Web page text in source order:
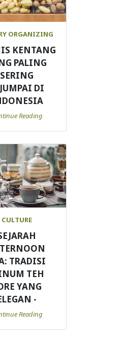
ORGANIZING
KENTANG
PALING
SERING
DI
Reading
CULTURE
TRADISI
TEH
YANG
-
Reading